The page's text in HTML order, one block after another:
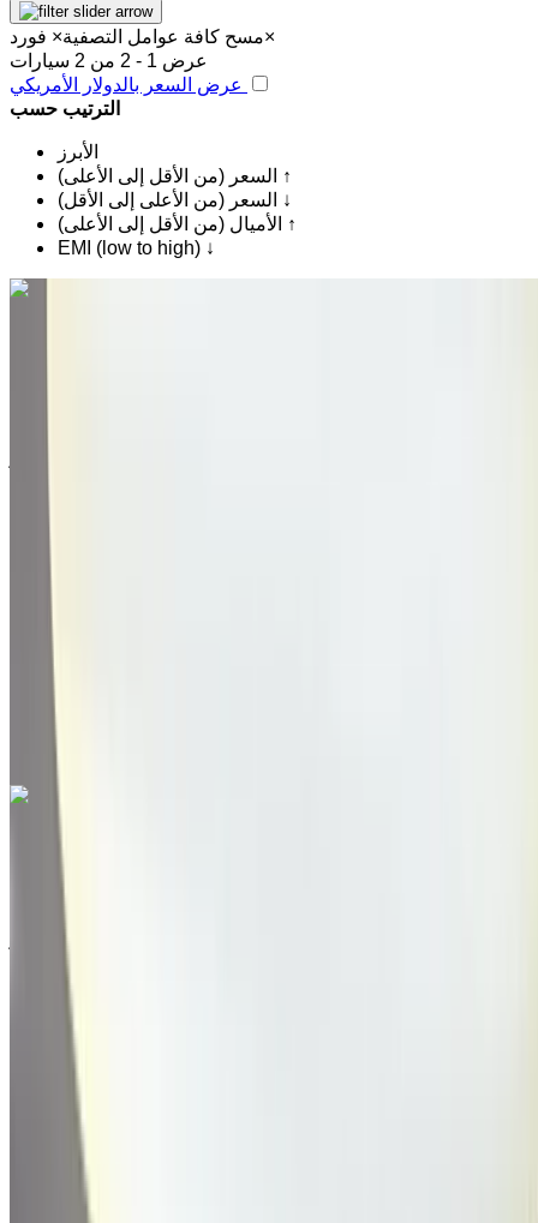
مسح كافة عوامل التصفية× فورد
×
عرض 1 - 2 من 2 سيارات
الترتيب حسب
الأبرز
السعر (من الأقل إلى الأعلى) ↑
السعر (من الأعلى إلى الأقل) ↓
الأميال (من الأقل إلى الأعلى) ↑
EMI (low to high) ↓
مكالمة
الواتساب
فورد Kuga 2.0 TDCi Trend 2019
للبيع في أغادير: أسود سيدان, ديزل سيارة, أخرى المواصفات, يدوي
أخرى المواصفات
قسط شهري ثابت